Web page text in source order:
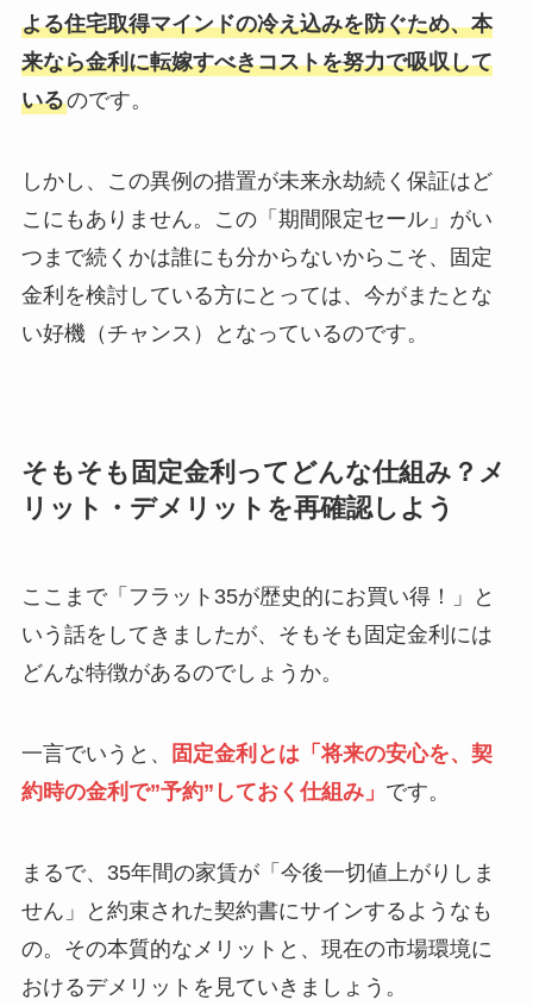
よる住宅取得マインドの冷え込みを防ぐため、本
来なら金利に転嫁すべきコストを努力で吸収して
いるのです。
しかし、この異例の措置が未来永劫続く保証はど
こにもありません。この「期間限定セール」がい
つまで続くかは誰にも分からないからこそ、固定
金利を検討している方にとっては、今がまたとな
い好機（チャンス）となっているのです。
そもそも固定金利ってどんな仕組み？メ
リット・デメリットを再確認しよう
ここまで「フラット35が歴史的にお買い得！」と
いう話をしてきましたが、そもそも固定金利には
どんな特徴があるのでしょうか。
一言でいうと、
固定金利とは「将来の安心を、契
約時の金利で”予約”しておく仕組み」 です。
まるで、35年間の家賃が「今後一切値上がりしま
せん」と約束された契約書にサインするようなも
の。その本質的なメリットと、現在の市場環境に
おけるデメリットを見ていきましょう。